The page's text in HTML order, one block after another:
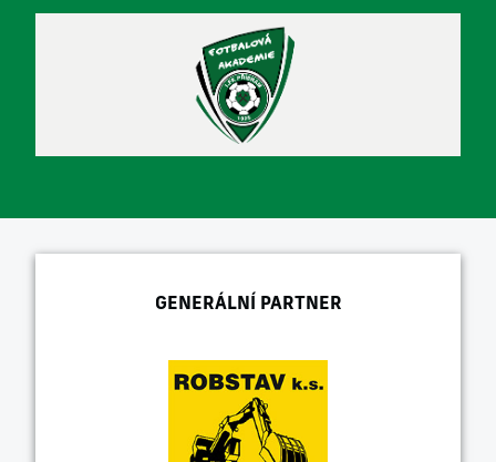
GENERÁLNÍ PARTNER